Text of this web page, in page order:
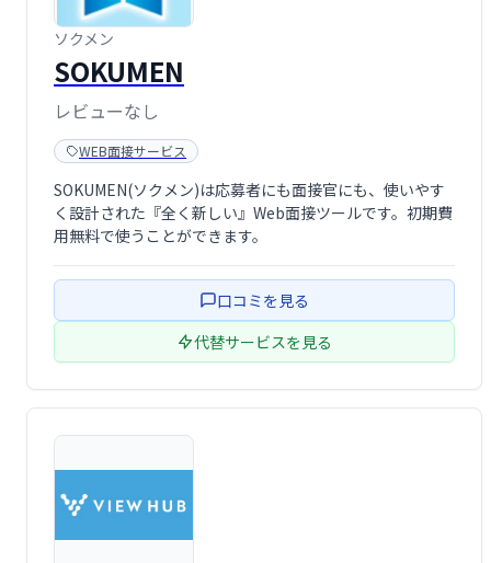
ソクメン
SOKUMEN
レビューなし
WEB面接サービス
SOKUMEN(ソクメン)は応募者にも面接官にも、使いやす
く設計された『全く新しい』Web面接ツールです。初期費
用無料で使うことができます。
口コミを見る
代替サービスを見る